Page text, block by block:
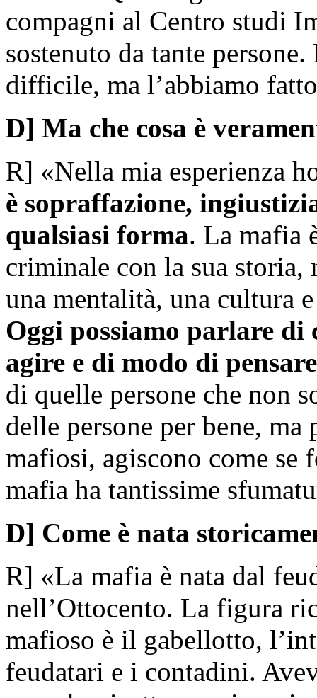
compagni al Centro studi
sostenuto da tante
difficile, ma l’abbiamo
D] Ma che cosa è
R] «Nella mia esperienza
è sopraffazione,
qualsiasi forma. La mafia
criminale con la sua
una mentalità, una cultura
Oggi possiamo parlare
agire e di modo di
di quelle persone che non
delle persone per bene,
mafiosi, agiscono come se
mafia ha tantissime
D] Come è nata
R] «La mafia è nata dal
nell’Ottocento. La figura
mafioso è il gabellotto,
feudatari e i contadini.